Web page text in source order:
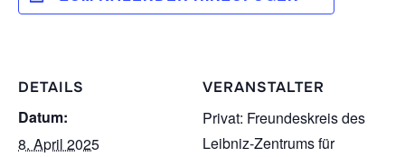
DETAILS
Datum:
8. April 2025
VERANSTALTER
Privat: Freundeskreis des
Leibniz-Zentrums für